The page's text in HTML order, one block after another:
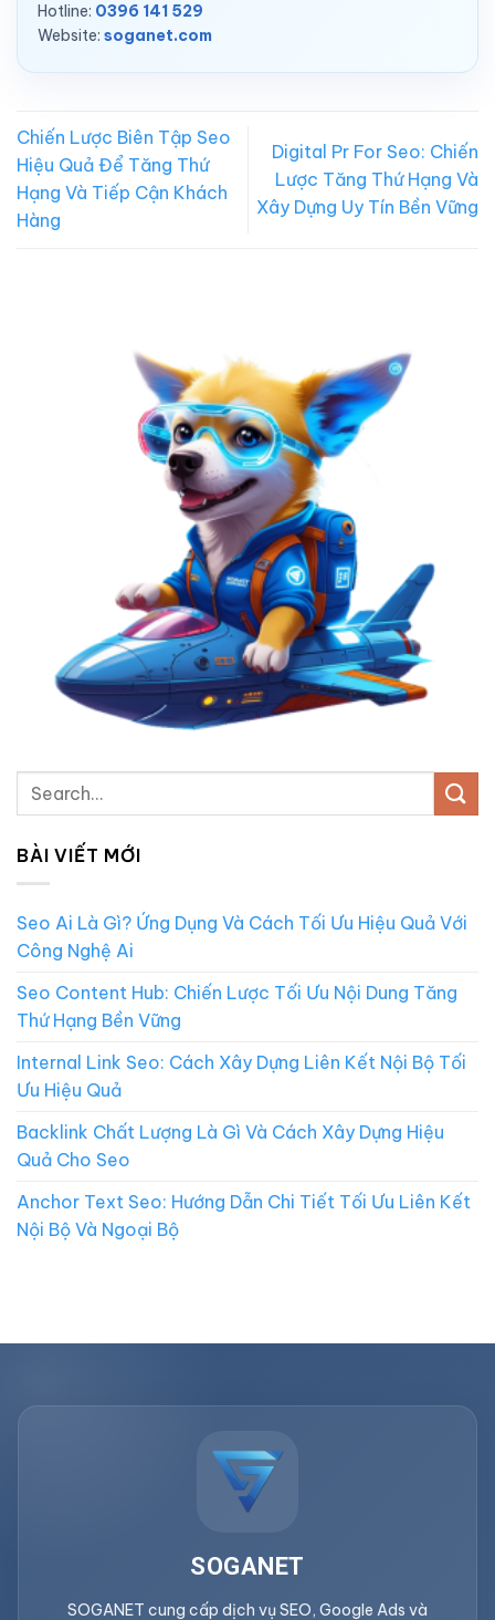
Hotline: 0396 141 529
Website: soganet.com
Chiến Lược Biên Tập Seo
Hiệu Quả Để Tăng Thứ
Hạng Và Tiếp Cận Khách
Hàng
Digital Pr For Seo: Chiến
Lược Tăng Thứ Hạng Và
Xây Dựng Uy Tín Bền Vững
BÀI VIẾT MỚI
Seo Ai Là Gì? Ứng Dụng Và Cách Tối Ưu Hiệu Quả Với
Công Nghệ Ai
Seo Content Hub: Chiến Lược Tối Ưu Nội Dung Tăng
Thứ Hạng Bền Vững
Internal Link Seo: Cách Xây Dựng Liên Kết Nội Bộ Tối
Ưu Hiệu Quả
Backlink Chất Lượng Là Gì Và Cách Xây Dựng Hiệu
Quả Cho Seo
Anchor Text Seo: Hướng Dẫn Chi Tiết Tối Ưu Liên Kết
Nội Bộ Và Ngoại Bộ
SOGANET
SOGANET cung cấp dịch vụ SEO, Google Ads và